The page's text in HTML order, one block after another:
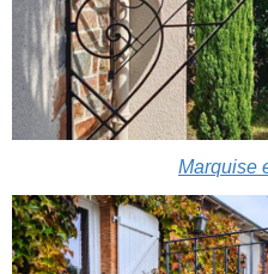
Marquise